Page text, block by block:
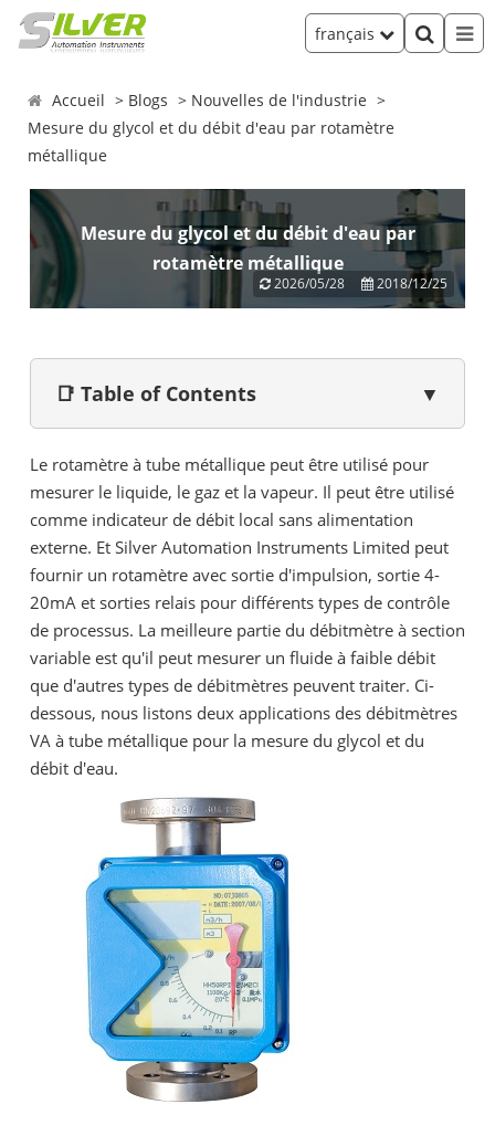
français
Accueil Blogs
Nouvelles de l'industrie
Mesure du glycol et du débit d'eau par rotamètre
métallique
Mesure du glycol et du débit d'eau par
rotamètre métallique
2026/05/28 2018/12/25
📑 Table of Contents ▼
Le rotamètre à tube métallique peut être utilisé pour
mesurer le liquide, le gaz et la vapeur. Il peut être utilisé
comme indicateur de débit local sans alimentation
externe. Et Silver Automation Instruments Limited peut
fournir un rotamètre avec sortie d'impulsion, sortie 4-
20mA et sorties relais pour différents types de contrôle
de processus. La meilleure partie du débitmètre à section
variable est qu'il peut mesurer un fluide à faible débit
que d'autres types de débitmètres peuvent traiter. Ci-
dessous, nous listons deux applications des débitmètres
VA à tube métallique pour la mesure du glycol et du
débit d'eau.